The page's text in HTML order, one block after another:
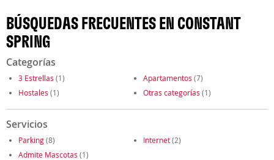
BÚSQUEDAS FRECUENTES EN CONSTANT
SPRING
Categorías
3 Estrellas (1) Apartamentos (7)
Hostales (1) Otras categorías (1)
Servicios
Parking(8) Internet(2)
Admite Mascotas (1)